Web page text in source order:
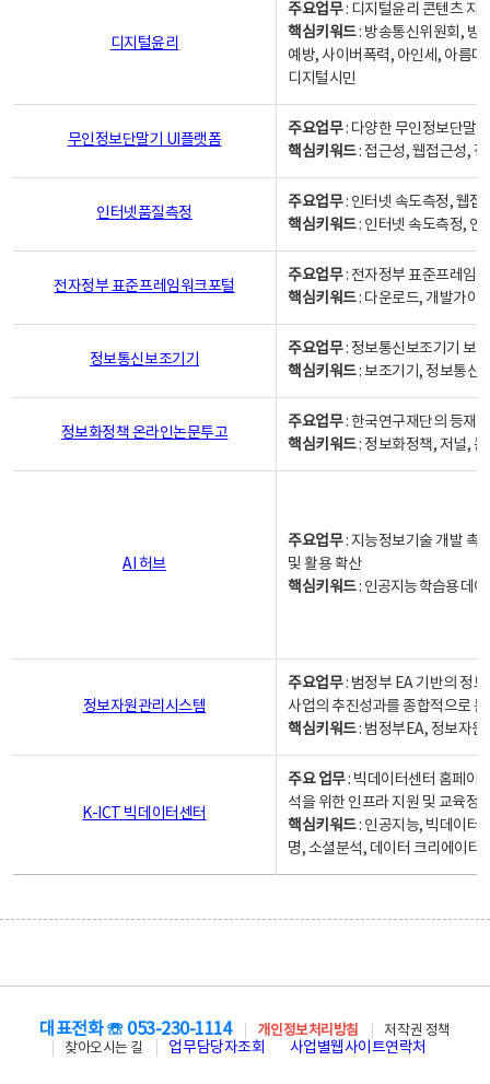
디지털윤리
주요업무: 디지털윤리 콘텐츠 지
핵심키워드: 방송통신위원회, 방
예방, 사이버폭력, 아인세, 아름
디지털시민
무인정보단말기 UI플랫폼
주요업무: 다양한 무인정보단말
핵심키워드: 접근성, 웹접근성,
인터넷품질측정
주요업무: 인터넷 속도측정, 웹접
핵심키워드: 인터넷 속도측정, 인
전자정부 표준프레임워크포털
주요업무: 전자정부 표준프레임
핵심키워드: 다운로드, 개발가이
정보통신보조기기
주요업무: 정보통신보조기기 보
핵심키워드: 보조기기, 정보통신
정보화정책 온라인논문투고
주요업무: 한국연구재단의 등재
핵심키워드: 정보화정책, 저널,
AI 허브
주요업무: 지능정보기술 개발 촉
및 활용 확산
핵심키워드: 인공지능 학습용 데
정보자원관리시스템
주요업무: 범정부 EA 기반의 정
사업의 추진성과를 종합적으로
핵심키워드: 범정부EA, 정보자
K-ICT 빅데이터센터
주요 업무: 빅데이터센터 홈페이
석을 위한 인프라 지원 및 교육정
핵심키워드: 인공지능, 빅데이터,
명, 소셜분석, 데이터 크리에이터
대표전화 ☏ 053-230-1114 개인정보처리방침
저작권 정책
찾아오시는 길
업무담당자조회 사업별웹사이트연락처